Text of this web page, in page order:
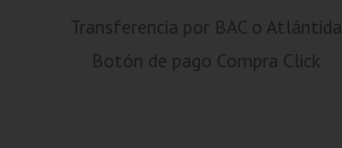
Transferencia por BAC o Atlántida
Botón de pago Compra Click